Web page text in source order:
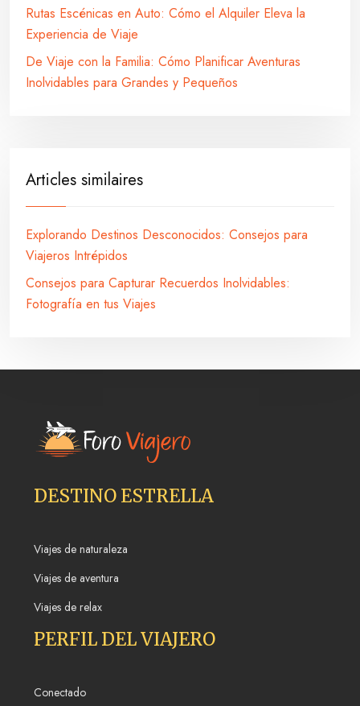
Rutas Escénicas en Auto: Cómo el Alquiler Eleva la
Experiencia de Viaje
De Viaje con la Familia: Cómo Planificar Aventuras
Inolvidables para Grandes y Pequeños
Articles similaires
Explorando Destinos Desconocidos: Consejos para
Viajeros Intrépidos
Consejos para Capturar Recuerdos Inolvidables:
Fotografía en tus Viajes
DESTINO ESTRELLA
Viajes de naturaleza
Viajes de aventura
Viajes de relax
PERFIL DEL VIAJERO
Conectado